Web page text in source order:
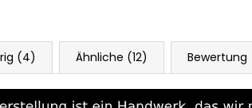
(4) Ähnliche (12) Bewertung